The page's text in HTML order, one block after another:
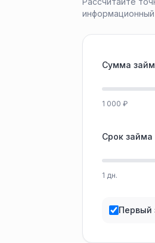
Сумма
1 000 ₽
Срок займа
1 дн.
Первый